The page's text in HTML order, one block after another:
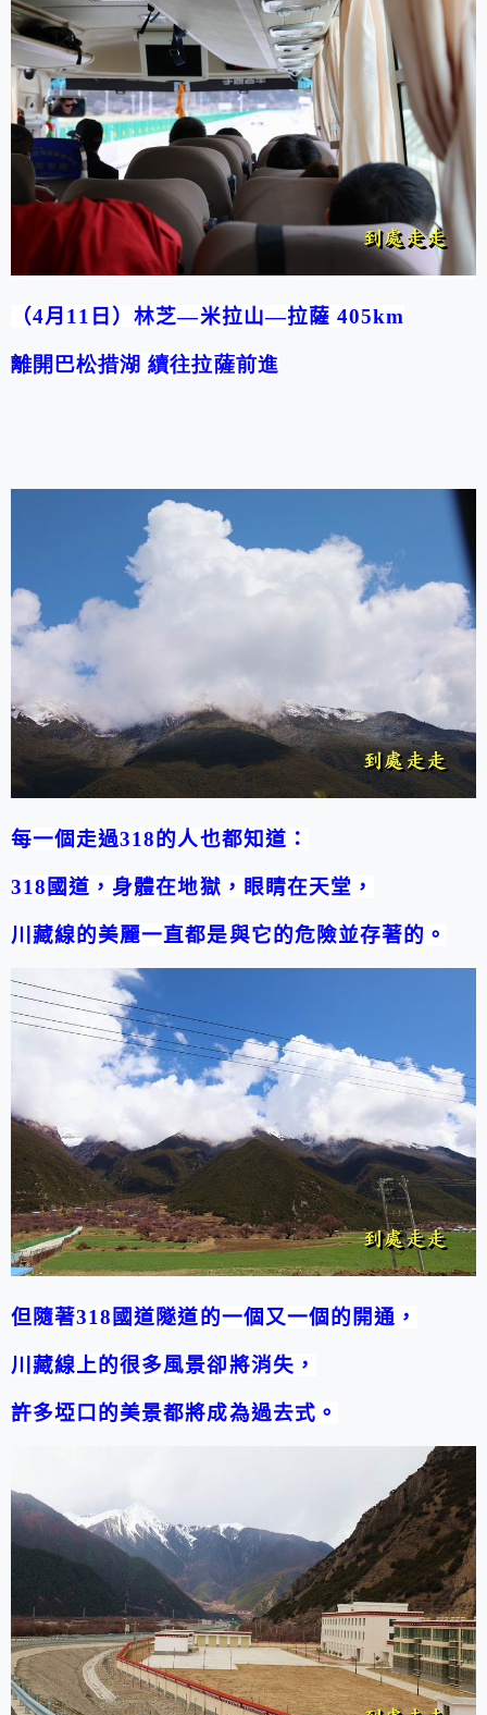
（4月11日）林芝—米拉山—拉薩 405km
離開巴松措湖 續往拉薩前進
每一個走過318的人也都知道：
318 國道，身體在地獄，眼睛在天堂，
川藏線的美麗一直都是與它的危險並存著的。
但隨著318 國道隧道的一個又一個的開通，
川藏線上的很多風景卻將消失，
許多埡口的美景都將成為過去式。